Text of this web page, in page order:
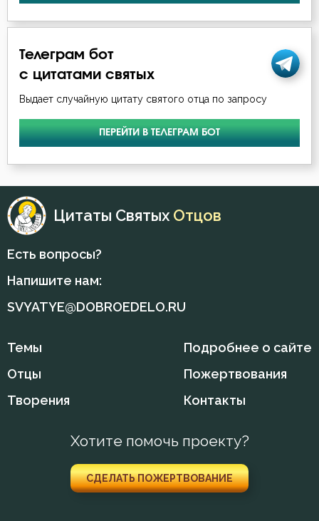
Добродетель
Душа
Забота
Заповеди
Зло
Знание
Искушение
Исправление
Пимен Великий
Симеон Новый Богослов
Феофан Затворник
Телеграм бот
с цитатами святых
Выдает случайную цитату святого отца по запросу
ПЕРЕЙТИ В ТЕЛЕГРАМ БОТ
Цитаты Святых Отцов
Есть вопросы?
Напишите нам:
SVYATYE@DOBROEDELO.RU
Темы
Отцы
Творения
Подробнее о сайте
Пожертвования
Контакты
Хотите помочь проекту?
СДЕЛАТЬ ПОЖЕРТВОВАНИЕ